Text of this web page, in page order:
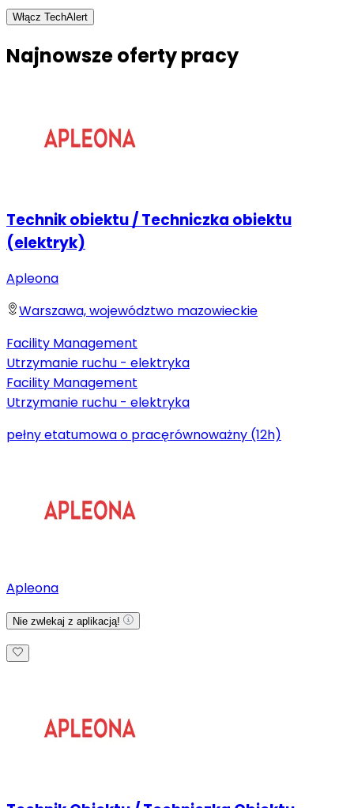
Włącz TechAlert
Najnowsze oferty pracy
Technik obiektu / Techniczka obiektu
(elektryk)
Apleona
Warszawa, województwo mazowieckie
Facility Management
Utrzymanie ruchu - elektryka
Facility Management
Utrzymanie ruchu - elektryka
pełny etatumowa o pracęrównoważny (12h)
Apleona
Nie zwlekaj z aplikacją!